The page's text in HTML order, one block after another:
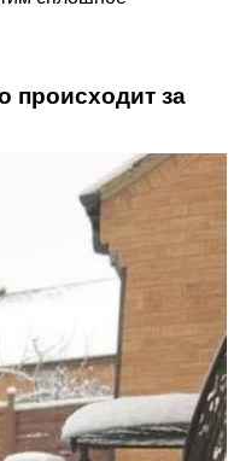
происходит за